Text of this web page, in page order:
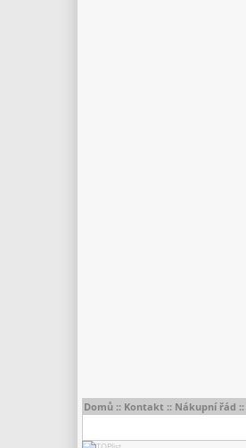
Domů :: Kontakt :: Nákupní řád ::